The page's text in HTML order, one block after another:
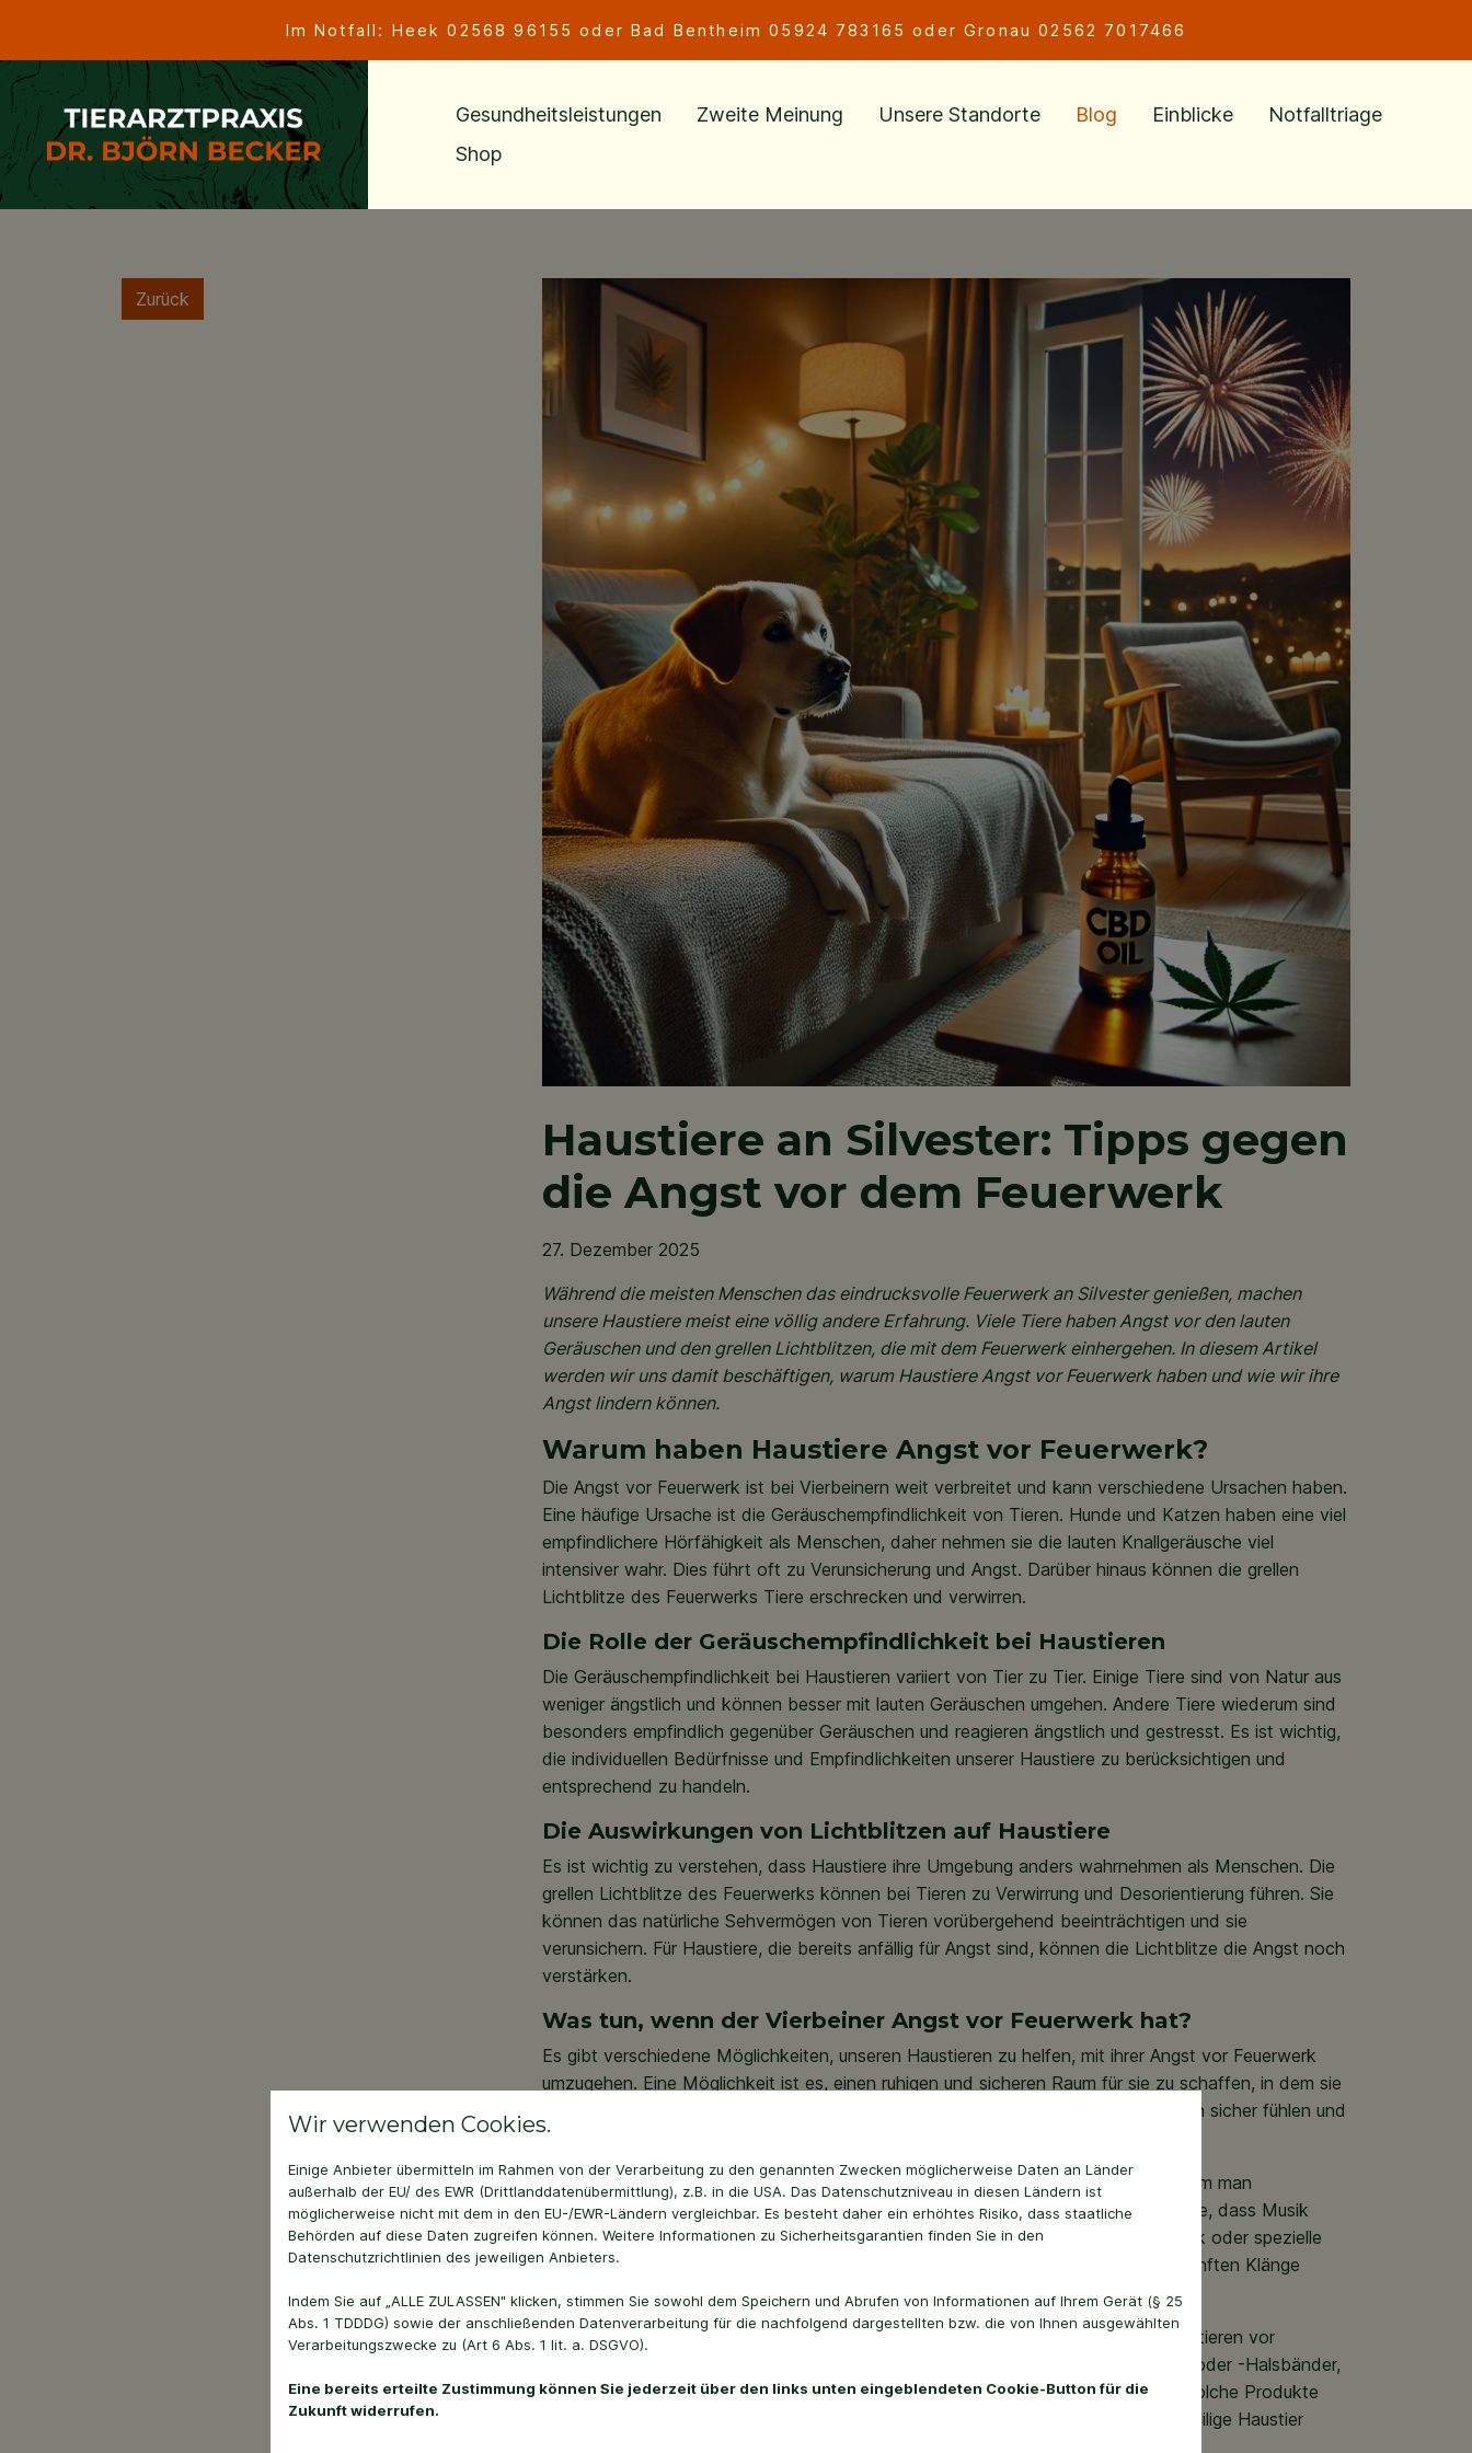
Im Notfall: Heek02568 96155 oder Bad Bentheim05924 783165oder Gronau02562 7017466
Gesundheitsleistungen Zweite Meinung Unsere Standorte Blog Einblicke
Notfalltriage
Shop
Zurück
Haustiere an Silvester: Tipps gegen
die Angst vor dem Feuerwerk
27. Dezember 2025
Während die meisten Menschen das eindrucksvolle Feuerwerk an Silvester genießen, machen
unsere Haustiere meist eine völlig andere Erfahrung. Viele Tiere haben Angst vor den lauten
Geräuschen und den grellen Lichtblitzen, die mit dem Feuerwerk einhergehen. In diesem Artikel
werden wir uns damit beschäftigen, warum Haustiere Angst vor Feuerwerk haben und wie wir ihre
Angst lindern können.
Warum haben Haustiere Angst vor Feuerwerk?
Die Angst vor Feuerwerk ist bei Vierbeinern weit verbreitet und kann verschiedene Ursachen haben.
Eine häufige Ursache ist die Geräuschempfindlichkeit von Tieren. Hunde und Katzen haben eine viel
empfindlichere Hörfähigkeit als Menschen, daher nehmen sie die lauten Knallgeräusche viel
intensiver wahr. Dies führt oft zu Verunsicherung und Angst. Darüber hinaus können die grellen
Lichtblitze des Feuerwerks Tiere erschrecken und verwirren.
Die Rolle der Geräuschempfindlichkeit bei Haustieren
Die Geräuschempfindlichkeit bei Haustieren variiert von Tier zu Tier. Einige Tiere sind von Natur aus
weniger ängstlich und können besser mit lauten Geräuschen umgehen. Andere Tiere wiederum sind
besonders empfindlich gegenüber Geräuschen und reagieren ängstlich und gestresst. Es ist wichtig,
die individuellen Bedürfnisse und Empfindlichkeiten unserer Haustiere zu berücksichtigen und
entsprechend zu handeln.
Die Auswirkungen von Lichtblitzen auf Haustiere
Es ist wichtig zu verstehen, dass Haustiere ihre Umgebung anders wahrnehmen als Menschen. Die
grellen Lichtblitze des Feuerwerks können bei Tieren zu Verwirrung und Desorientierung führen. Sie
können das natürliche Sehvermögen von Tieren vorübergehend beeinträchtigen und sie
verunsichern. Für Haustiere, die bereits anfällig für Angst sind, können die Lichtblitze die Angst noch
verstärken.
Was tun, wenn der Vierbeiner Angst vor Feuerwerk hat?
Es gibt verschiedene Möglichkeiten, unseren Haustieren zu helfen, mit ihrer Angst vor Feuerwerk
umzugehen. Eine Möglichkeit ist es, einen ruhigen und sicheren Raum für sie zu schaffen, in dem sie
sich zurückziehen können. Dies kann ein abgedunkelter Raum sein, in dem sie sich sicher fühlen und
in dem sie vor den Geräuschen und Lichtern des Feuerwerks geschützt sind.
Zusätzlich kann es hilfreich sein, die Geräusche des Feuerwerks zu dämpfen, indem man
Hintergrundgeräusche wie leise Musik oder den Fernseher einschaltet. Wussten Sie, dass Musik
Ihren Vierbeiner zudem beruhigend wirken kann? Spielen Sie leise klassische Musik oder spezielle
Entspannungsmusik für Haustiere im Hintergrund während des Feuerwerks. Die sanften Klänge
können Ihrem Haustier helfen, sich zu entspannen und die Angst zu lindern.
Es gibt spezielle Produkte auf dem Markt, die helfen können, die Angst von Haustieren vor
Feuerwerk zu lindern. Dazu gehören zum Beispiel beruhigende Pheromon-Sprays oder -Halsbänder,
die den Tieren ein Gefühl von Sicherheit vermitteln sollen. Es ist jedoch wichtig, solche Produkte
vorher mit einem Tierarzt zu besprechen, um sicherzustellen, dass sie für das jeweilige Haustier
Wir verwenden Cookies.
Einige Anbieter übermitteln im Rahmen von der Verarbeitung zu den genannten Zwecken möglicherweise Daten an Länder
außerhalb der EU/ des EWR (Drittlanddatenübermittlung), z.B. in die USA. Das Datenschutzniveau in diesen Ländern ist
möglicherweise nicht mit dem in den EU-/EWR-Ländern vergleichbar. Es besteht daher ein erhöhtes Risiko, dass staatliche
Behörden auf diese Daten zugreifen können. Weitere Informationen zu Sicherheitsgarantien finden Sie in den
Datenschutzrichtlinien des jeweiligen Anbieters.
Indem Sie auf „ALLE ZULASSEN" klicken, stimmen Sie sowohl dem Speichern und Abrufen von Informationen auf Ihrem Gerät (§ 25
Abs. 1 TDDDG) sowie der anschließenden Datenverarbeitung für die nachfolgend dargestellten bzw. die von Ihnen ausgewählten
Verarbeitungszwecke zu (Art 6 Abs. 1 lit. a. DSGVO).
Eine bereits erteilte Zustimmung können Sie jederzeit über den links unten eingeblendeten Cookie-Button für die
Zukunft widerrufen.